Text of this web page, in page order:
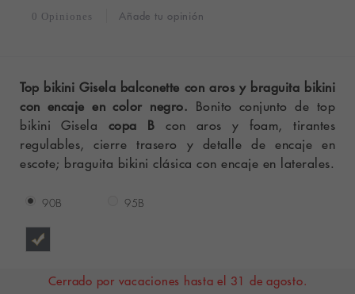
0 Opiniones Añade tu opinión
Top bikini Gisela balconette con aros y braguita bikini
con encaje en color negro. Bonito conjunto de top
bikini Gisela copa B con aros y foam, tirantes
regulables, cierre trasero y detalle de encaje en
escote; braguita bikini clásica con encaje en laterales.
90B 95B
Cerrado por vacaciones hasta el 31 de agosto.